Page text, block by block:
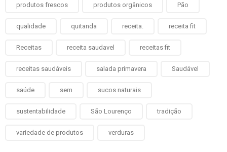
produtos frescos produtos orgânicos Pão
qualidade quitanda receita. receita fit
Receitas receita saudavel receitas fit
receitas saudáveis salada primavera Saudável
saúde sem sucos naturais
sustentabilidade São Lourenço tradição
variedade de produtos verduras